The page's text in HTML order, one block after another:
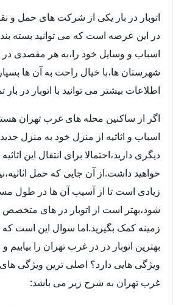
اتوبار در بار یکی از شرکت های حمل و
در این عرصه است که می توانید بسته
اسباب و وسایل خود را،به هر مقصدی در
شهرستان ها،با خیال راحت به آن ها
اطلاعات بیشتر می توانید با اتوبار در
اگر از ساکنین محله های غرب تهران
اسباب و اثاثیه از منزل خود به منزل
دیگری دارید،احتمالا برای انتقال این اثاثیه
خواهید داشت.از آن جایی که حمل
زیادی است تا از آسیب آن ها در طول
شود،بهتر است از اتوبار در های متخصص
زمینه کمک بگیرید.اما سوال این است که
بهترین اتوبار در در غرب تهران را بیابیم
ویژگی هایی دارد؟ اصلی ترین ویژگی های
غرب تهران به شرح زیر می باشد: